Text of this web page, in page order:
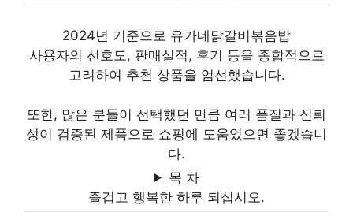
2024년 기준으로 유가네닭갈비볶음밥
사용자의 선호도, 판매실적, 후기 등을 종합적으로
고려하여 추천 상품을 엄선했습니다.
또한, 많은 분들이 선택했던 만큼 여러 품질과 신뢰
성이 검증된 제품으로 쇼핑에 도움었으면 좋겠습니
다.
목 차
즐겁고 행복한 하루 되십시오.